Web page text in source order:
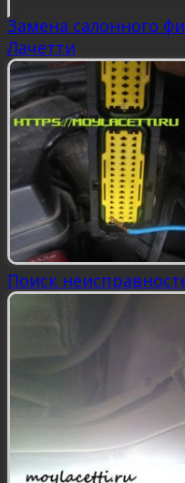
Замена салонного
Лачетти
Поиск